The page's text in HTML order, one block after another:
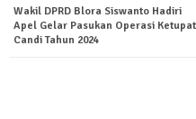
ter
Wakil DPRD Blora Siswanto Hadiri
Apel Gelar Pasukan Operasi Ketupat
Candi Tahun 2024